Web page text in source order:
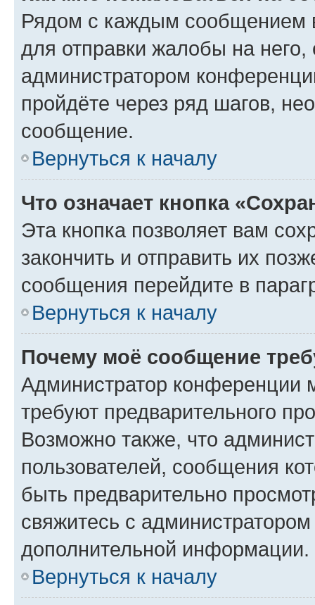
Рядом с каждым сообщением
для отправки жалобы на
администратором
пройдёте через ряд шагов,
сообщение.
Вернуться к началу
Что означает кнопка
Эта кнопка позволяет вам
закончить и отправить их
сообщения перейдите в
Вернуться к началу
Почему моё сообщение
Администратор конференции
требуют предварительного
Возможно также, что
пользователей, сообщения
быть предварительно
свяжитесь с
дополнительной информации.
Вернуться к началу